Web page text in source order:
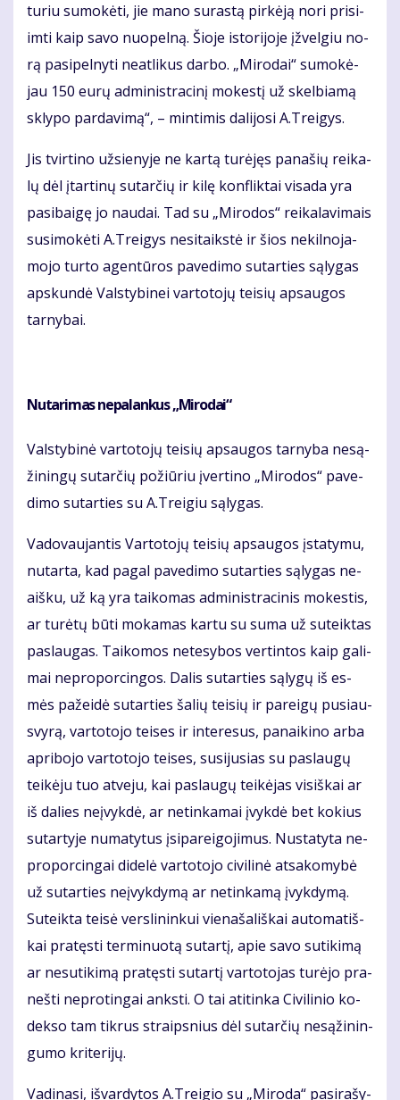
tu­riu su­mo­kė­ti, jie ma­no su­ras­tą pir­kė­ją no­ri pri­si­
im­ti kaip sa­vo nuo­pel­ną. Šio­je is­to­ri­jo­je įžvel­giu no­
rą pa­si­pel­ny­ti ne­at­li­kus dar­bo. „Mi­ro­dai“ su­mo­kė­
jau 150 eu­rų ad­mi­nist­ra­ci­nį mo­kes­tį už skel­bia­mą
skly­po par­da­vi­mą“, – min­ti­mis da­li­jo­si A.Trei­gys.
Jis tvir­ti­no už­sie­ny­je ne kar­tą tu­rė­jęs pa­na­šių rei­ka­
lų dėl įtar­ti­nų su­tar­čių ir ki­lę kon­flik­tai vi­sa­da yra
pa­si­bai­gę jo nau­dai. Tad su „Mi­ro­dos“ rei­ka­la­vi­mais
su­si­mo­kė­ti A.Trei­gys ne­si­taiks­tė ir šios ne­kil­no­ja­
mo­jo tur­to agen­tū­ros pa­ve­di­mo su­tar­ties są­ly­gas
ap­skun­dė Vals­ty­bi­nei var­to­to­jų tei­sių ap­sau­gos
tar­ny­bai.
Nu­ta­ri­mas ne­pa­lan­kus „Mi­ro­dai“
Vals­ty­bi­nė var­to­to­jų tei­sių ap­sau­gos tar­ny­ba ne­są­
ži­nin­gų su­tar­čių po­žiū­riu įver­ti­no „Mi­ro­dos“ pa­ve­
di­mo su­tar­ties su A.Trei­giu są­ly­gas.
Va­do­vau­jan­tis Var­to­to­jų tei­sių ap­sau­gos įsta­ty­mu,
nu­tar­ta, kad pa­gal pa­ve­di­mo su­tar­ties są­ly­gas ne­
aiš­ku, už ką yra tai­ko­mas ad­mi­nist­ra­ci­nis mo­kes­tis,
ar tu­rė­tų bū­ti mo­ka­mas kar­tu su su­ma už su­teik­tas
pa­slau­gas. Tai­ko­mos ne­te­sy­bos ver­tin­tos kaip ga­li­
mai ne­pro­por­cin­gos. Da­lis su­tar­ties są­ly­gų iš es­
mės pa­žei­dė su­tar­ties ša­lių tei­sių ir pa­rei­gų pu­siau­
svy­rą, var­to­to­jo tei­ses ir in­te­re­sus, pa­nai­ki­no ar­ba
ap­ri­bo­jo var­to­to­jo tei­ses, su­si­ju­sias su pa­slau­gų
tei­kė­ju tuo at­ve­ju, kai pa­slau­gų tei­kė­jas vi­siš­kai ar
iš da­lies ne­įvyk­dė, ar ne­tin­ka­mai įvyk­dė bet ko­kius
su­tar­ty­je nu­ma­ty­tus įsi­pa­rei­go­ji­mus. Nu­sta­ty­ta ne­
pro­por­cin­gai di­de­lė var­to­to­jo ci­vi­li­nė at­sa­ko­my­bė
už su­tar­ties ne­įvyk­dy­mą ar ne­tin­ka­mą įvyk­dy­mą.
Su­teik­ta tei­sė ver­sli­nin­kui vie­na­ša­liš­kai au­to­ma­tiš­
kai pra­tęs­ti ter­mi­nuo­tą su­tar­tį, apie sa­vo su­ti­ki­mą
ar ne­su­ti­ki­mą pra­tęs­ti su­tar­tį var­to­to­jas tu­rė­jo pra­
neš­ti ne­pro­tin­gai anks­ti. O tai ati­tin­ka Ci­vi­li­nio ko­
dek­so tam tik­rus straips­nius dėl su­tar­čių ne­są­ži­nin­
gu­mo kri­te­ri­jų.
Va­di­na­si, iš­var­dy­tos A.Trei­gio su „Mi­ro­da“ pa­si­ra­šy­